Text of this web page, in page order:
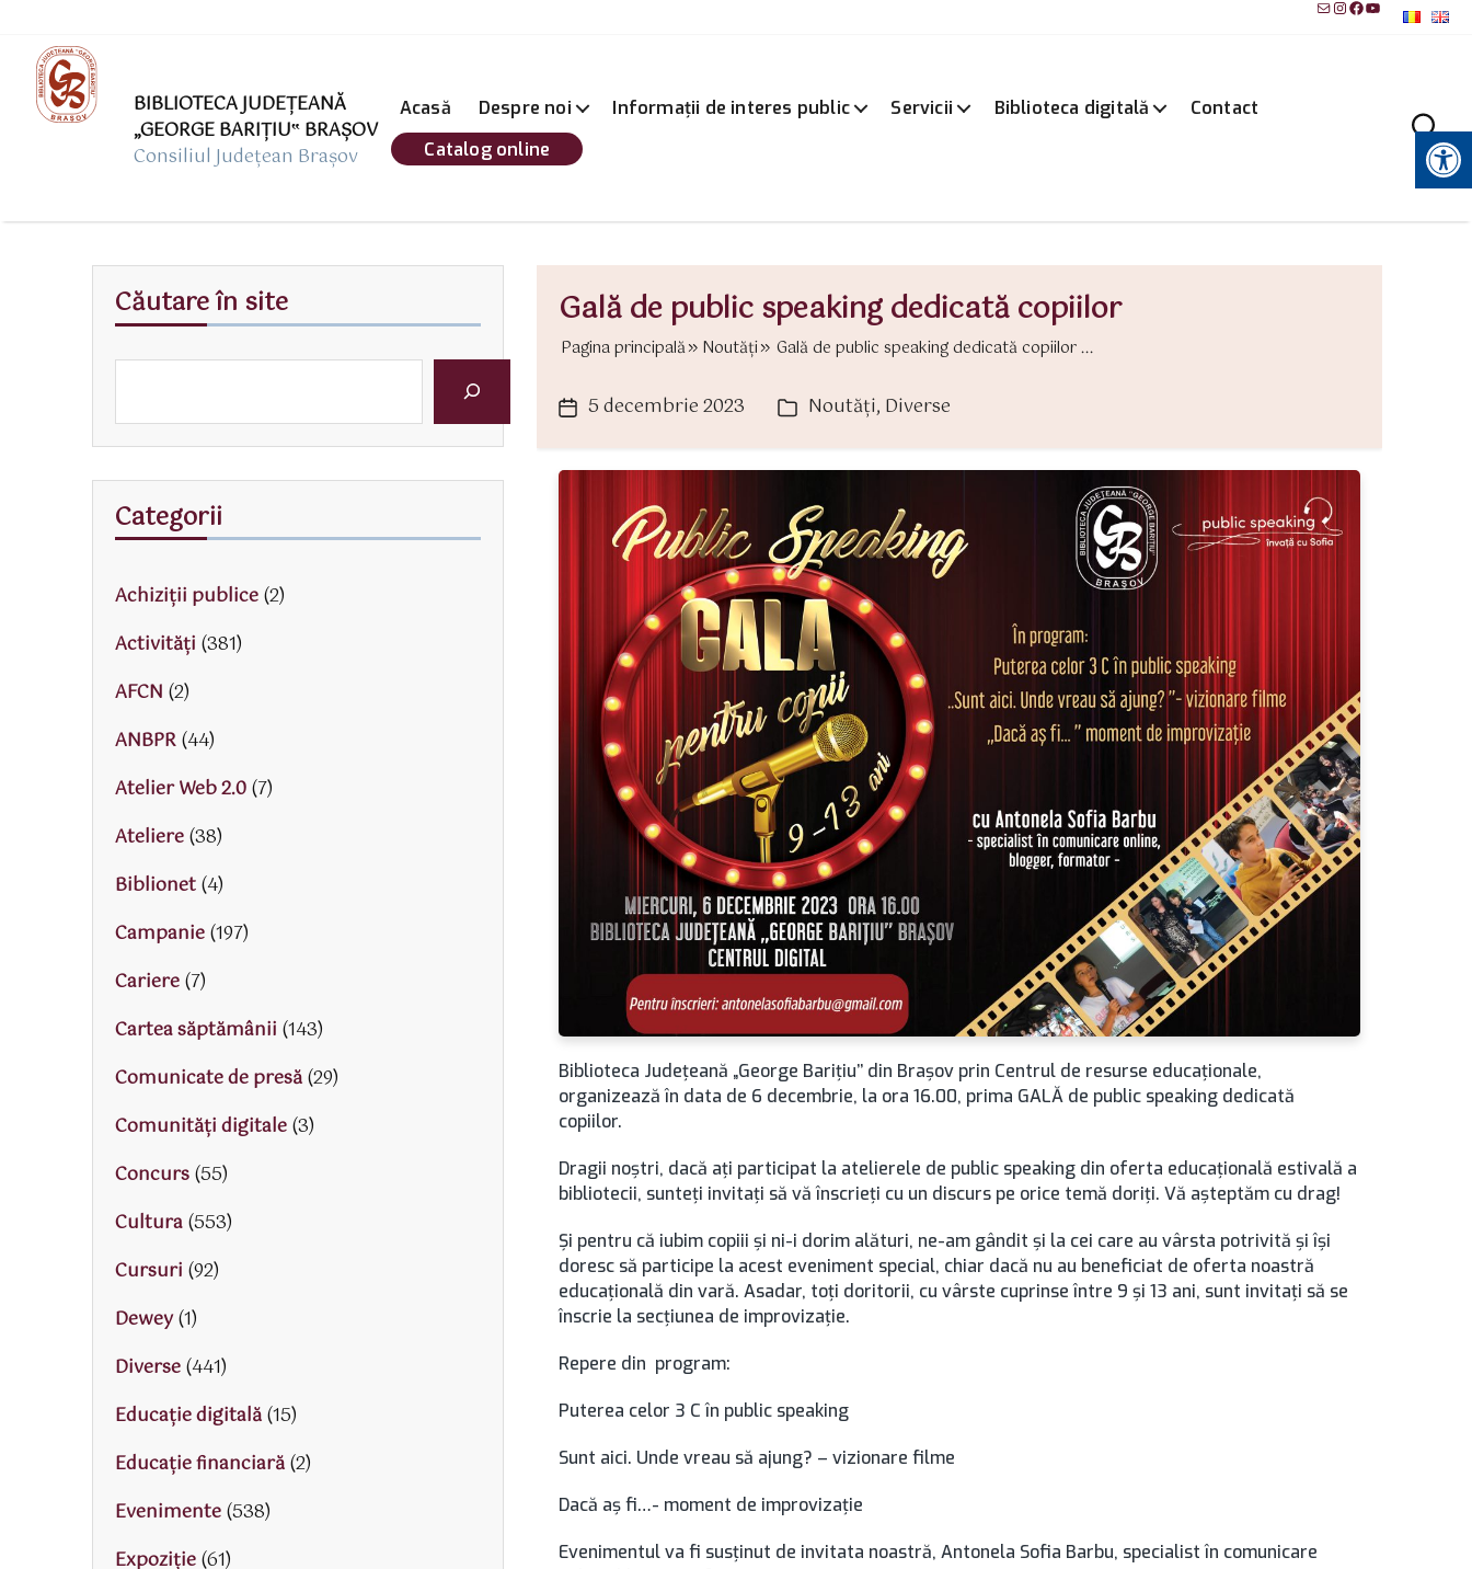
MailInstagram
Facebook
YouTube
BIBLIOTECA JUDEȚEANĂ
„GEORGE BARIŢIU‟ BRAŞOV
Consiliul Județean Brașov
Acasă Despre noi Informații de interes public Servicii Biblioteca digitală
Contact
Catalog online
Instrumente pentru accesibilitate
Gală de public speaking dedicată copiilor
Pagina principală Noutăți Gală de public speaking dedicată copiilor ...
Dată5 decembrie 2023 Categorii
Noutăți, Diverse
Biblioteca Județeană „George Barițiu’’ din Braşov prin Centrul de resurse educaționale,
organizează în data de 6 decembrie, la ora 16.00, prima GALĂ de public speaking dedicată
copiilor.
Dragii noștri, dacă ați participat la atelierele de public speaking din oferta educațională estivală a
bibliotecii, sunteți invitați să vă înscrieți cu un discurs pe orice temă doriți. Vă așteptăm cu drag!
Și pentru că iubim copiii și ni-i dorim alături, ne-am gândit și la cei care au vârsta potrivită și își
doresc să participe la acest eveniment special, chiar dacă nu au beneficiat de oferta noastră
educațională din vară. Asadar, toți doritorii, cu vârste cuprinse între 9 și 13 ani, sunt invitați să se
înscrie la secțiunea de improvizație.
Repere din program:
Puterea celor 3 C în public speaking
Sunt aici. Unde vreau să ajung? – vizionare filme
Dacă aș fi…- moment de improvizație
Evenimentul va fi susţinut de invitata noastră, Antonela Sofia Barbu, specialist în comunicare
Căutare în site
Categorii
Achiziții publice(2)
Activităţi (381)
AFCN (2)
ANBPR(44)
Atelier Web 2.0(7)
Ateliere(38)
Biblionet(4)
Campanie(197)
Cariere(7)
Cartea săptămânii (143)
Comunicate de presă(29)
Comunități digitale(3)
Concurs(55)
Cultura(553)
Cursuri (92)
Dewey(1)
Diverse(441)
Educaţie digitală(15)
Educaţie financiară(2)
Evenimente(538)
Expoziție(61)